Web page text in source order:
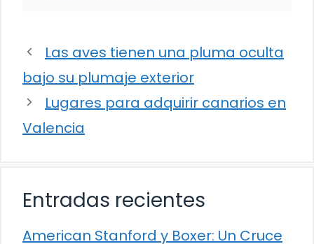
Las aves tienen una pluma oculta
bajo su plumaje exterior
Lugares para adquirir canarios en
Valencia
Entradas recientes
American Stanford y Boxer: Un Cruce